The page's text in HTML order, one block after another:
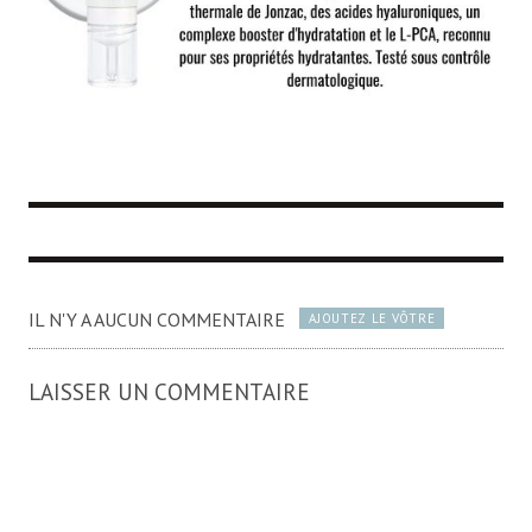
IL N'Y A AUCUN COMMENTAIRE AJOUTEZ LE VÔTRE
LAISSER UN COMMENTAIRE